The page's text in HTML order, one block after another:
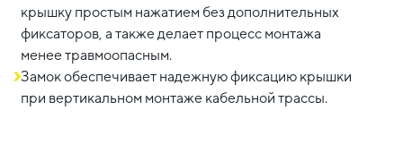
крышку простым нажатием без дополнительных
фиксаторов, а также делает процесс монтажа
менее травмоопасным.
Замок обеспечивает надежную фиксацию крышки
при вертикальном монтаже кабельной трассы.